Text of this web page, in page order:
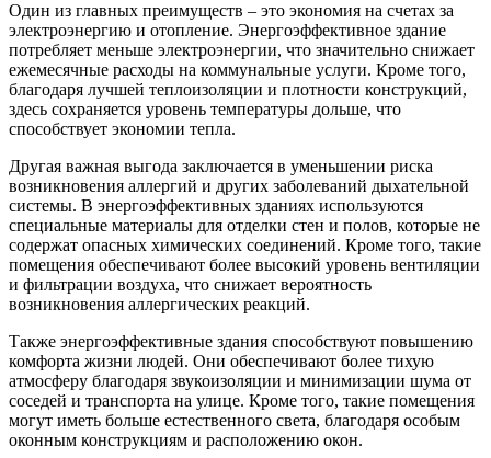
Один из главных преимуществ – это экономия на счетах за
электроэнергию и отопление. Энергоэффективное здание
потребляет меньше электроэнергии, что значительно снижает
ежемесячные расходы на коммунальные услуги. Кроме того,
благодаря лучшей теплоизоляции и плотности конструкций,
здесь сохраняется уровень температуры дольше, что
способствует экономии тепла.
Другая важная выгода заключается в уменьшении риска
возникновения аллергий и других заболеваний дыхательной
системы. В энергоэффективных зданиях используются
специальные материалы для отделки стен и полов, которые не
содержат опасных химических соединений. Кроме того, такие
помещения обеспечивают более высокий уровень вентиляции
и фильтрации воздуха, что снижает вероятность
возникновения аллергических реакций.
Также энергоэффективные здания способствуют повышению
комфорта жизни людей. Они обеспечивают более тихую
атмосферу благодаря звукоизоляции и минимизации шума от
соседей и транспорта на улице. Кроме того, такие помещения
могут иметь больше естественного света, благодаря особым
оконным конструкциям и расположению окон.